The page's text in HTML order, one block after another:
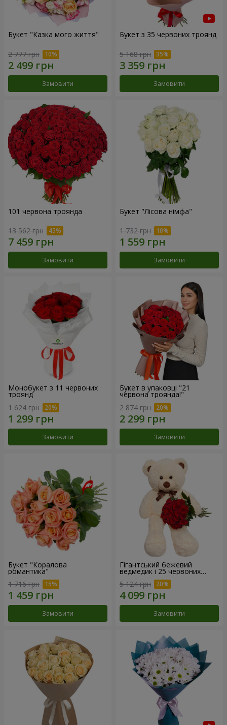
Букет "Казка мого життя"
2 777 грн
Замовити
Букет з 35 червоних троянд
5 168 грн
Замовити
101 червона троянда
13 562 грн
Замовити
Букет "Лісова німфа"
1 732 грн
Замовити
Монобукет з 11 червоних
троянд
1 624 грн
Замовити
Букет в упаковці "21
червона троянда!"
2 874 грн
Замовити
Букет "Коралова
романтика"
1 716 грн
Замовити
Гігантський бежевий
ведмедик і 25 червоних
троянд
5 124 грн
Замовити